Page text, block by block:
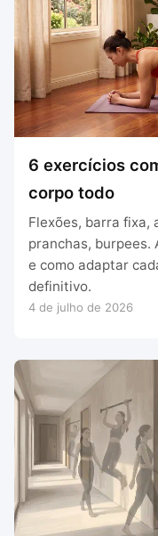
6 exercícios
corpo todo
Flexões, barra fixa,
pranchas, burpees.
e como adaptar
definitivo.
4 de julho de 2026